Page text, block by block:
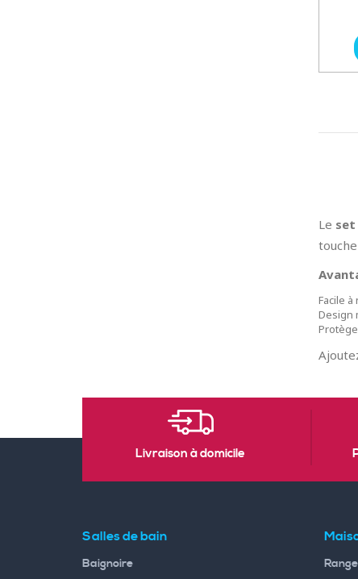
Le set
Facile
Design
Livraison à domicile
Salles de bain
Baignoire